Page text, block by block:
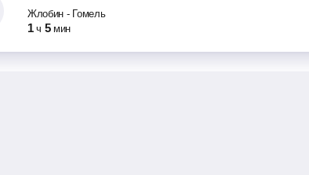
Жлобин - Гомель
1 ч 5 мин